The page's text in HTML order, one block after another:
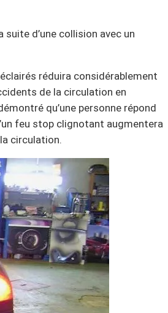
d’une collision avec un
réduira considérablement
de la circulation en
qu’une personne répond
feu stop clignotant augmentera
circulation.